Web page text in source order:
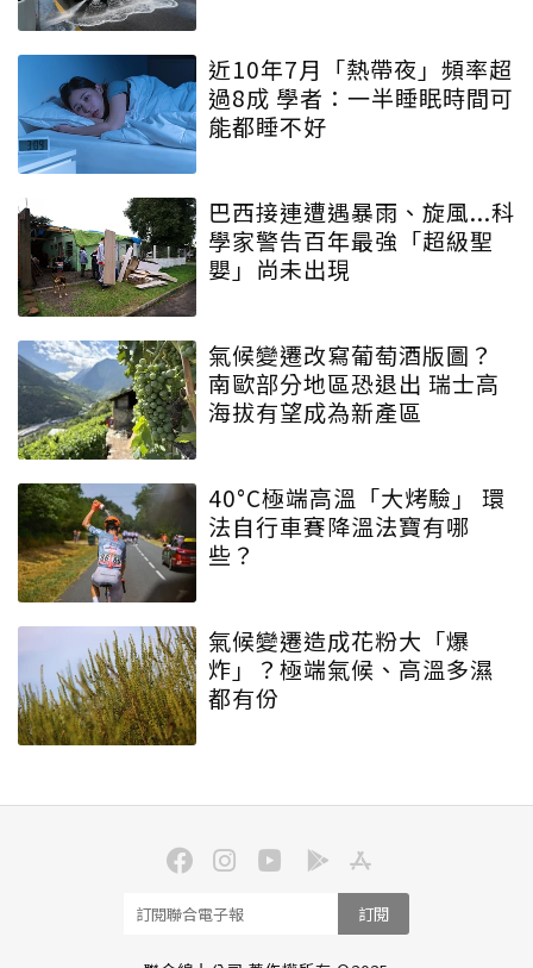
近10年7月「熱帶夜」頻率超
過8成 學者：一半睡眠時間可
能都睡不好
巴西接連遭遇暴雨、旋風...科
學家警告百年最強「超級聖
嬰」尚未出現
氣候變遷改寫葡萄酒版圖？
南歐部分地區恐退出 瑞士高
海拔有望成為新產區
40°C極端高溫「大烤驗」 環
法自行車賽降溫法寶有哪
些？
氣候變遷造成花粉大「爆
炸」？極端氣候、高溫多濕
都有份
訂閱